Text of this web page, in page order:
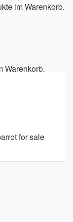
im Warenkorb.
Warenkorb.
for sale